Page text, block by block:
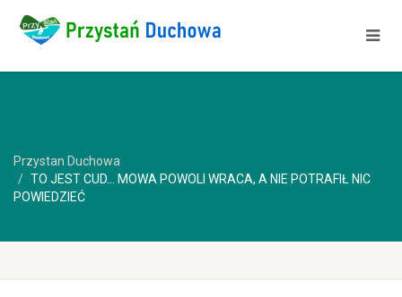
Przystan Duchowa
TO JEST CUD… MOWA POWOLI WRACA, A NIE POTRAFIŁ NIC
POWIEDZIEĆ